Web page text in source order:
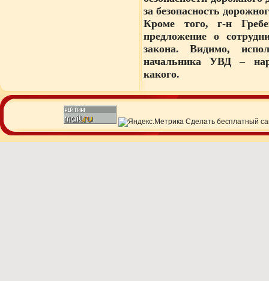
за безопасность
Кроме того, г-н
предложение о
закона. Видимо,
начальника УВД –
какого.
Сделать бесплатный